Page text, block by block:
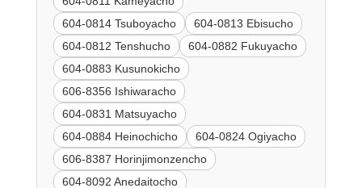
604-0814 Tsuboyacho
604-0813 Ebisucho
604-0812 Tenshucho
604-0882 Fukuyacho
604-0883 Kusunokicho
606-8356 Ishiwaracho
604-0831 Matsuyacho
604-0884 Heinochicho
604-0824 Ogiyacho
606-8387 Horinjimonzencho
604-8092 Anedaitocho